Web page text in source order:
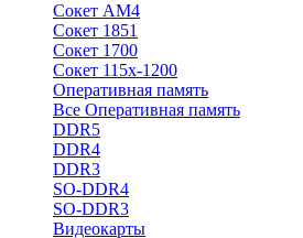
Сокет АМ4
Сокет 1851
Сокет 1700
Сокет 115х-1200
Оперативная память
Все Оперативная память
DDR5
DDR4
DDR3
SO-DDR4
SO-DDR3
Видеокарты